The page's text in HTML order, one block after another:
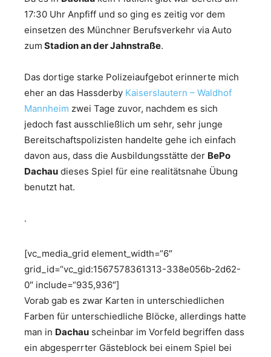
17:30 Uhr Anpfiff und so ging es zeitig vor dem
einsetzen des Münchner Berufsverkehr via Auto
zum Stadion an der Jahnstraße.
Das dortige starke Polizeiaufgebot erinnerte mich
eher an das Hassderby Kaiserslautern – Waldhof
Mannheim zwei Tage zuvor, nachdem es sich
jedoch fast ausschließlich um sehr, sehr junge
Bereitschaftspolizisten handelte gehe ich einfach
davon aus, dass die Ausbildungsstätte der BePo
Dachau dieses Spiel für eine realitätsnahe Übung
benutzt hat.
.
[vc_media_grid element_width=“6″
grid_id=“vc_gid:1567578361313-338e056b-2d62-
0″ include=“935,936″]
Vorab gab es zwar Karten in unterschiedlichen
Farben für unterschiedliche Blöcke, allerdings hatte
man in Dachau scheinbar im Vorfeld begriffen dass
ein abgesperrter Gästeblock bei einem Spiel bei